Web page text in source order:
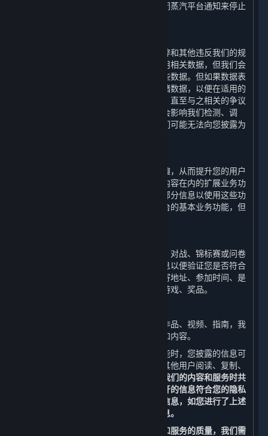
店页面显示的内容和服务，或者通过关闭蒸汽平台通知来停止
为了检测、调查、处理和预防欺诈、作弊和其他违反我们的规
定和适用法律的行为，我们会收集和使用相关数据，但我们会
仅在上述目的所需的最短时间内存储这些数据。但如果数据表
明可能发生违规行为，我们将进一步存储数据，以便在适用的
诉讼时效期间用于主张索赔或进行抗辩，直至与之相关的争议
得到解决。请注意，如果披露此类信息会影响我们检测、调
查、处理和防止违规行为的机制，则我们可能无法向您披露为
为提升您通过平台运行游戏的便捷和乐趣，从而提升您的用户
体验，我们的平台会提供包括如下所列内容在内的扩展业务功
能。您可选择授权我们收集和使用您的部分信息以使用这些功
能；如您拒绝授权，您依然可以使用平台的基本业务功能，但
当您参与线上或线下活动时（包括比赛、对战、锦标赛或问卷
调查），我们会收集和使用您的相关信息以便验证您是否符合
活动资格并向您进行奖品派送，例如邮寄地址、参加时间、是
否符合资格、是否已过期、获奖时间、游戏、奖品。
如您上传、发布游戏文件、截图、美术作品、视频、指南，我
们会收集和使用您所上传、发布的信息和内容。
当您使用平台的社交功能、内容上传功能时，您披露的信息可
能会成为公开信息。这些信息可能会被其他用户阅读、复制、
请您谨慎考虑是否在使用我们的内容和服务时共
享甚至公开分享相关信息，以确保您公开的信息符合您的隐私
偏好。请勿上传、发布或分享任何个人信息，如您进行了上述
操作，我们将无法完全保护您的个人信息。
为改善您使用平台的体验以及提高内容和服务的质量，我们需